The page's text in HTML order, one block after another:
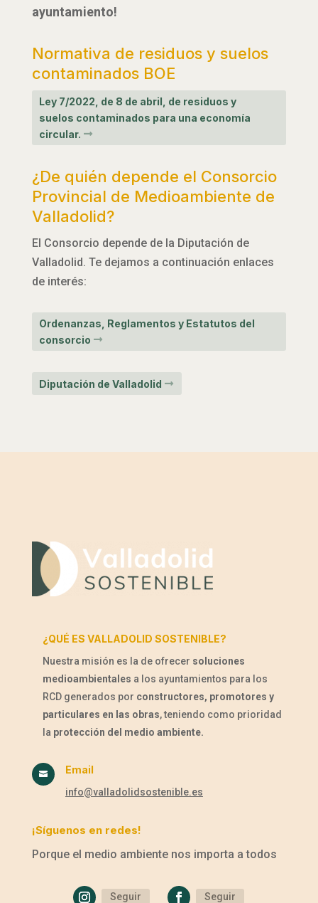
ayuntamiento!
Normativa de residuos y suelos
contaminados BOE
Ley 7/2022, de 8 de abril, de residuos y
suelos contaminados para una economía
circular.
¿De quién depende el Consorcio
Provincial de Medioambiente de
Valladolid?
El Consorcio depende de la Diputación de
Valladolid. Te dejamos a continuación enlaces
de interés:
Ordenanzas, Reglamentos y Estatutos del
consorcio
Diputación de Valladolid
¿QUÉ ES VALLADOLID SOSTENIBLE?
Nuestra misión es la de ofrecer soluciones
medioambientales a los ayuntamientos para los
RCD generados por constructores, promotores y
particulares en las obras, teniendo como prioridad
la protección del medio ambiente.
 Email
info@valladolidsostenible.es
¡Síguenos en redes!
Porque el medio ambiente nos importa a todos
Seguir Seguir